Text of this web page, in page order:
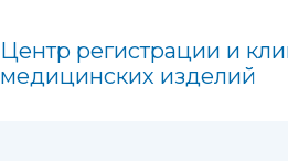
Центр регистрации и
медицинских изделий